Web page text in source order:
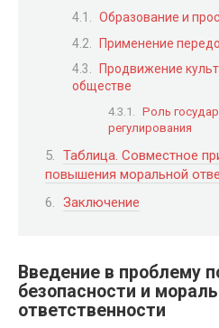
Образование и
Применение
Продвижение
обществе
Роль
регулирования
Таблица. Совместное
повышения моральной
Заключение
Введение в проблему
безопасности и
ответственности